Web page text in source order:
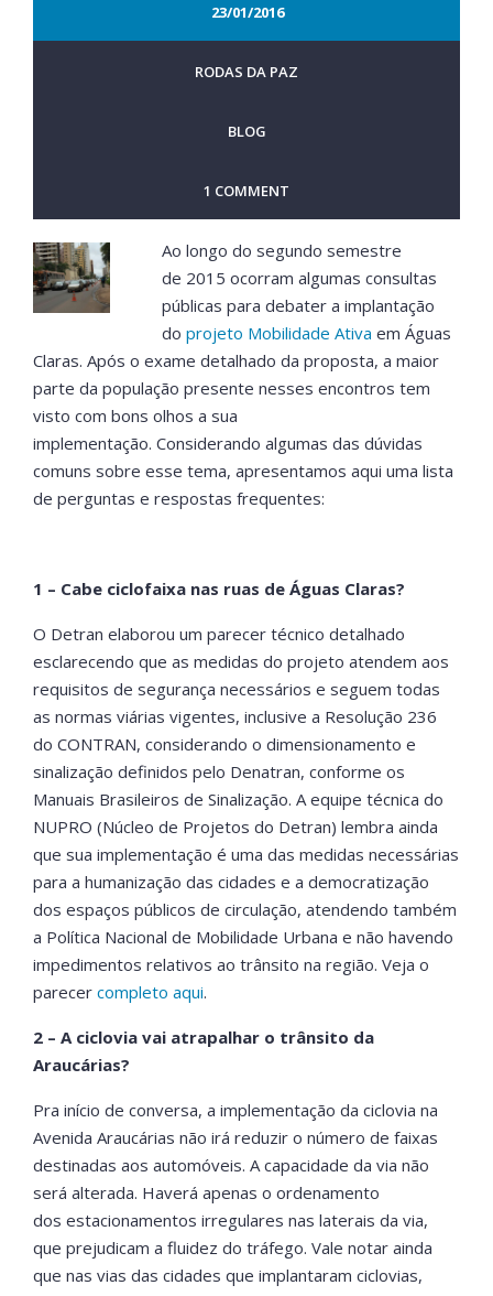
23/01/2016
RODAS DA PAZ
BLOG
1 COMMENT
Ao longo do segundo semestre
de 2015 ocorram algumas consultas
públicas para debater a implantação
do projeto Mobilidade Ativa em Águas
Claras. Após o exame detalhado da proposta, a maior
parte da população presente nesses encontros tem
visto com bons olhos a sua
implementação. Considerando algumas das dúvidas
comuns sobre esse tema, apresentamos aqui uma lista
de perguntas e respostas frequentes:
1 – Cabe ciclofaixa nas ruas de Águas Claras?
O Detran elaborou um parecer técnico detalhado
esclarecendo que as medidas do projeto atendem aos
requisitos de segurança necessários e seguem todas
as normas viárias vigentes, inclusive a Resolução 236
do CONTRAN, considerando o dimensionamento e
sinalização definidos pelo Denatran, conforme os
Manuais Brasileiros de Sinalização. A equipe técnica do
NUPRO (Núcleo de Projetos do Detran) lembra ainda
que sua implementação é uma das medidas necessárias
para a humanização das cidades e a democratização
dos espaços públicos de circulação, atendendo também
a Política Nacional de Mobilidade Urbana e não havendo
impedimentos relativos ao trânsito na região. Veja o
parecer completo aqui.
2 – A ciclovia vai atrapalhar o trânsito da
Araucárias?
Pra início de conversa, a implementação da ciclovia na
Avenida Araucárias não irá reduzir o número de faixas
destinadas aos automóveis. A capacidade da via não
será alterada. Haverá apenas o ordenamento
dos estacionamentos irregulares nas laterais da via,
que prejudicam a fluidez do tráfego. Vale notar ainda
que nas vias das cidades que implantaram ciclovias,